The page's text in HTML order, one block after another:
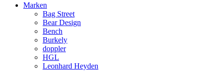
Marken
Bag Street
Bear Design
Bench
Burkely
doppler
HGL
Leonhard Heyden